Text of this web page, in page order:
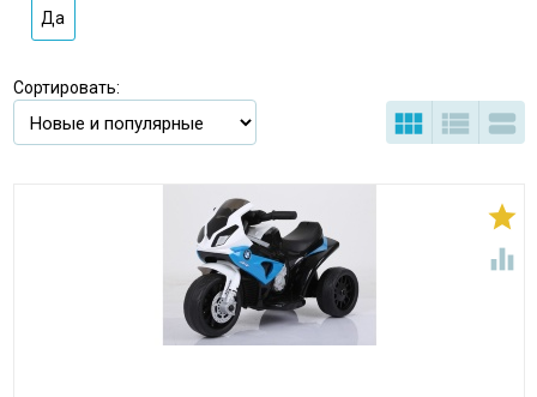
Да
Сортировать:
  

